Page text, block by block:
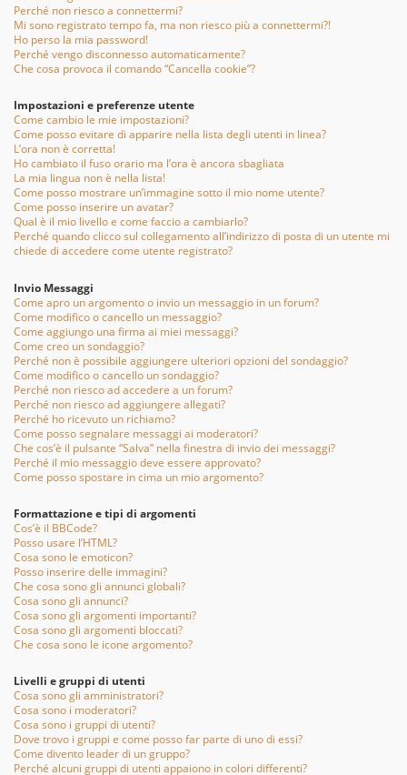
Perché non riesco a connettermi?
Mi sono registrato tempo fa, ma non riesco più a connettermi?!
Ho perso la mia password!
Perché vengo disconnesso automaticamente?
Che cosa provoca il comando “Cancella cookie”?
Impostazioni e preferenze utente
Come cambio le mie impostazioni?
Come posso evitare di apparire nella lista degli utenti in linea?
L’ora non è corretta!
Ho cambiato il fuso orario ma l’ora è ancora sbagliata
La mia lingua non è nella lista!
Come posso mostrare un’immagine sotto il mio nome utente?
Come posso inserire un avatar?
Qual è il mio livello e come faccio a cambiarlo?
Perché quando clicco sul collegamento all’indirizzo di posta di un utente mi
chiede di accedere come utente registrato?
Invio Messaggi
Come apro un argomento o invio un messaggio in un forum?
Come modifico o cancello un messaggio?
Come aggiungo una firma ai miei messaggi?
Come creo un sondaggio?
Perché non è possibile aggiungere ulteriori opzioni del sondaggio?
Come modifico o cancello un sondaggio?
Perché non riesco ad accedere a un forum?
Perché non riesco ad aggiungere allegati?
Perché ho ricevuto un richiamo?
Come posso segnalare messaggi ai moderatori?
Che cos’è il pulsante “Salva” nella finestra di invio dei messaggi?
Perché il mio messaggio deve essere approvato?
Come posso spostare in cima un mio argomento?
Formattazione e tipi di argomenti
Cos’è il BBCode?
Posso usare l’HTML?
Cosa sono le emoticon?
Posso inserire delle immagini?
Che cosa sono gli annunci globali?
Cosa sono gli annunci?
Cosa sono gli argomenti importanti?
Cosa sono gli argomenti bloccati?
Che cosa sono le icone argomento?
Livelli e gruppi di utenti
Cosa sono gli amministratori?
Cosa sono i moderatori?
Cosa sono i gruppi di utenti?
Dove trovo i gruppi e come posso far parte di uno di essi?
Come divento leader di un gruppo?
Perché alcuni gruppi di utenti appaiono in colori differenti?